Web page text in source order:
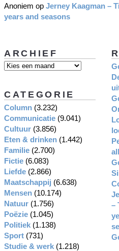
Anoniem op Jerney Kaagman –
years and seasons
–
ARCHIEF
CATEGORIE
Column (3.232)
Communicatie (9.041)
Cultuur (3.856)
Eten & drinken (1.442)
Familie (2.700)
Fictie (6.083)
Liefde (2.866)
Maatschappij (6.638)
Mensen (10.174)
Natuur (1.756)
Poëzie (1.045)
Politiek (1.138)
Sport (731)
Studie & werk (1.218)